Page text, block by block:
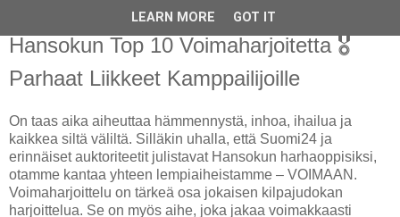
maanantai 5. helmikuuta 2018
Hansokun Top 10 Voimaharjoitetta 🎖️
Parhaat Liikkeet Kamppailijoille
On taas aika aiheuttaa hämmennystä, inhoa, ihailua ja
kaikkea siltä väliltä. Silläkin uhalla, että Suomi24 ja
erinnäiset auktoriteetit julistavat Hansokun harhaoppisiksi,
otamme kantaa yhteen lempiaiheistamme – VOIMAAN.
Voimaharjoittelu on tärkeä osa jokaisen kilpajudokan
harjoittelua. Se on myös aihe, joka jakaa voimakkaasti
LEARN MORE GOT IT